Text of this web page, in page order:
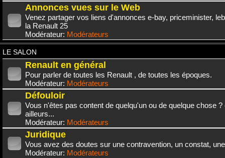
Annonces vues sur le Web
Venez partager vos liens d'annonces e-bay, priceminister,
la Renault 25
Modérateur: Modérateurs
LE SALON
Renault en général
Pour parler de toutes les Renault , de toutes les époques.
Modérateur: Modérateurs
Défouloir
Vous n'êtes pas content de quelqu'un ou de quelque chose
ailleurs...
Modérateur: Modérateurs
Juridique
Vous avez des doutes sur une contravention, un constat,
Modérateur: Modérateurs